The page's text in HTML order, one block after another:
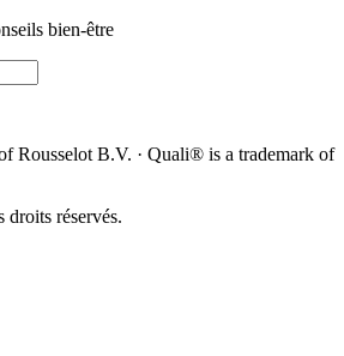
bien-être
Rousselot B.V. · Quali® is a trademark of
droits réservés.